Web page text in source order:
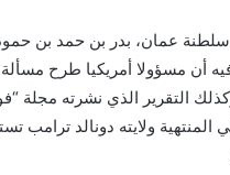
عمان، بدر بن حمد بن
أن مسؤولا أمريكيا طرح
التقرير الذي نشرته مجلة
المنتهية ولايته دونالد